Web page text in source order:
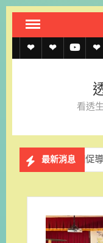
Skip
content透
約
透
上
記
單
透 聯
看透
最新消息
黨團促導入唾液快篩